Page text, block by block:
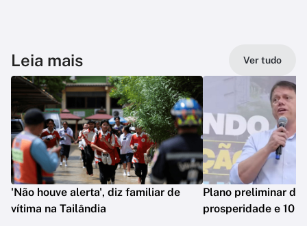
Leia mais Ver tudo
'Não houve alerta', diz familiar de
vítima na Tailândia
Plano preliminar de
prosperidade e 10